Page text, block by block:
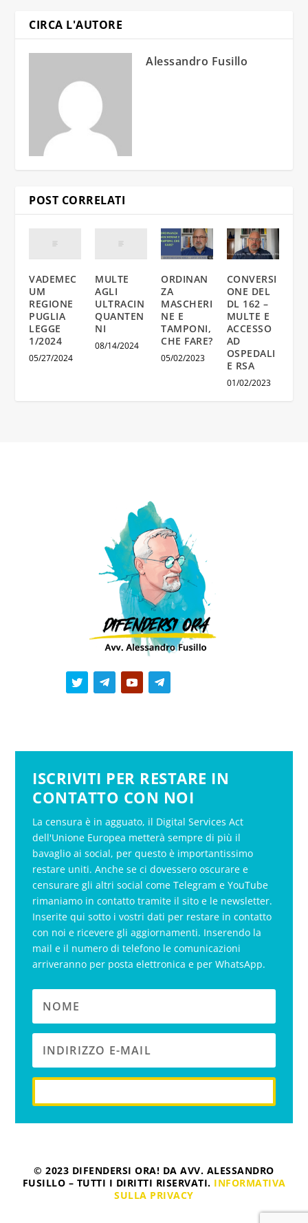
CIRCA L'AUTORE
Alessandro Fusillo
POST CORRELATI
VADEMEC
UM
REGIONE
PUGLIA
LEGGE
1/2024
05/27/2024
MULTE
AGLI
ULTRACIN
QUANTEN
NI
08/14/2024
ORDINAN
ZA
MASCHERI
NE E
TAMPONI,
CHE FARE?
05/02/2023
CONVERSI
ONE DEL
DL 162 –
MULTE E
ACCESSO
AD
OSPEDALI
E RSA
01/02/2023
ISCRIVITI PER RESTARE IN
CONTATTO CON NOI
La censura è in agguato, il Digital Services Act
dell'Unione Europea metterà sempre di più il
bavaglio ai social, per questo è importantissimo
restare uniti. Anche se ci dovessero oscurare e
censurare gli altri social come Telegram e YouTube
rimaniamo in contatto tramite il sito e le newsletter.
Inserite qui sotto i vostri dati per restare in contatto
con noi e ricevere gli aggiornamenti. Inserendo la
mail e il numero di telefono le comunicazioni
arriveranno per posta elettronica e per WhatsApp.
© 2023 DIFENDERSI ORA! DA AVV. ALESSANDRO
FUSILLO – TUTTI I DIRITTI RISERVATI. INFORMATIVA
SULLA PRIVACY